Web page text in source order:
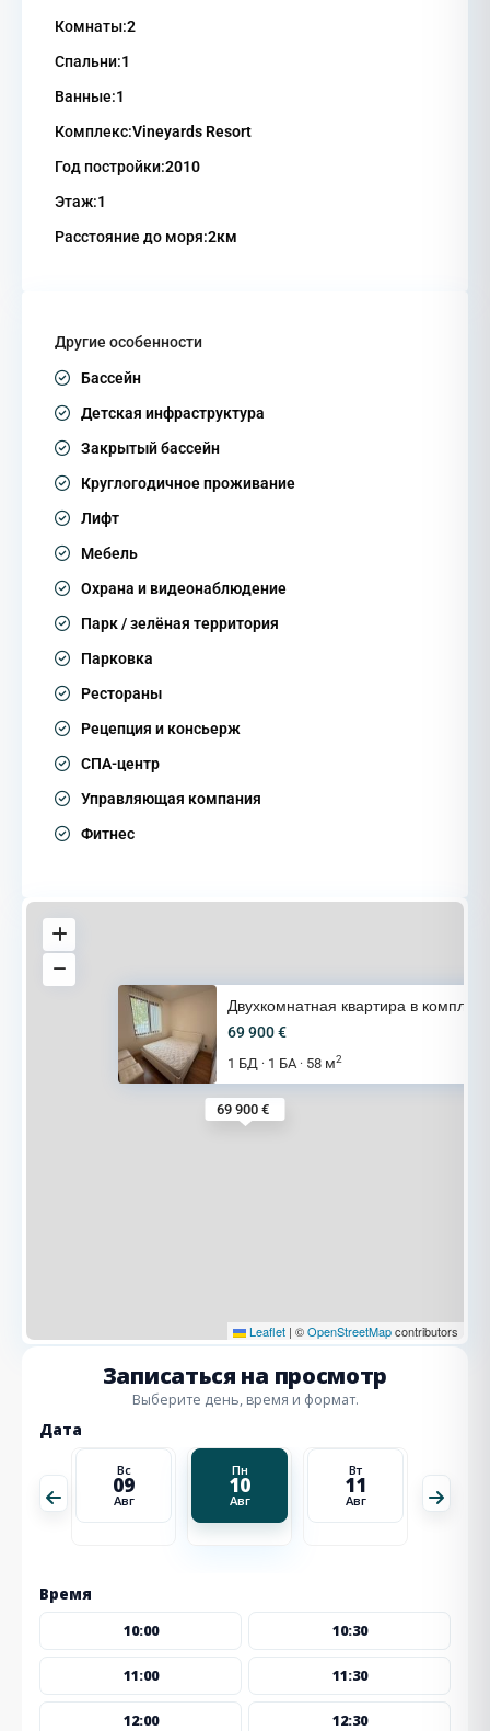
Комнаты:2
Спальни:1
Ванные:1
Комплекс:Vineyards Resort
Год постройки:2010
Этаж:1
Расстояние до моря:2км
Другие особенности
Бассейн
Детская инфраструктура
Закрытый бассейн
Круглогодичное проживание
Лифт
Мебель
Охрана и видеонаблюдение
Парк / зелёная территория
Парковка
Рестораны
Рецепция и консьерж
СПА-центр
Управляющая компания
Фитнес
69 900 €
Двухкомнатная квартира в компл
69 900 €
1 БД · 1 БА · 58 м2
Leaflet | ©OpenStreetMapcontributors
Записаться на просмотр
Выберите день, время и формат.
Дата
Вс
09
Авг
Пн
10
Авг
Вт
11
Авг
Время
10:00 10:30
11:00 11:30
12:00 12:30